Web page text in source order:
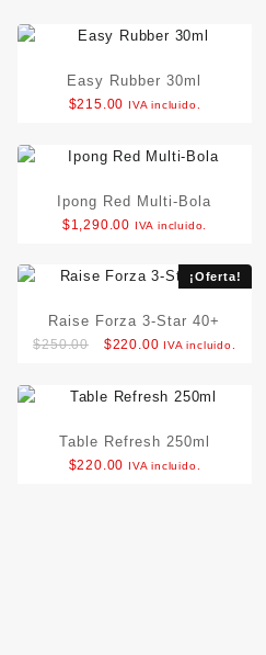
Easy Rubber 30ml
$215.00 IVA incluido.
Ipong Red Multi-Bola
$1,290.00 IVA incluido.
¡Oferta!
Raise Forza 3-Star 40+
$250.00
Original
was:
$220.00Current
is:
IVA incluido.
Table Refresh 250ml
$220.00 IVA incluido.